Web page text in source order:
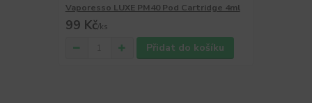
Vaporesso LUXE PM40 Pod Cartridge 4ml
99 Kč/ks
Přidat do košíku